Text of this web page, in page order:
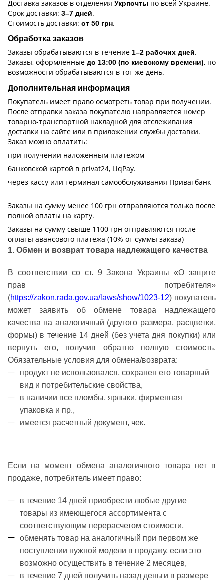
Доставка заказов в отделения Укрпочты по всей Украине.
Срок доставки: 3–7 дней.
Стоимость доставки: от 50 грн.
Обработка заказов
Заказы обрабатываются в течение 1–2 рабочих дней.
Заказы, оформленные до 13:00 (по киевскому времени), по
возможности обрабатываются в тот же день.
Дополнительная информация
Покупатель имеет право осмотреть товар при получении.
После отправки заказа покупателю направляется номер
товарно-транспортной накладной для отслеживания
доставки на сайте или в приложении службы доставки.
Заказ можно оплатить:
при получении наложенным платежом
банковской картой в privat24, LiqPay.
через кассу или терминал самообслуживания Приватбанк
Заказы на сумму менее 100 грн отправляются только после
полной оплаты на карту.
Заказы на сумму свыше 1100 грн отправляются после
оплаты авансового платежа (10% от суммы заказа)
1. Обмен и возврат товара надлежащего качества
В соответствии со ст. 9 Закона Украины «О защите
прав потребителя»
(https://zakon.rada.gov.ua/laws/show/1023-12) покупатель
может заявить об обмене товара надлежащего
качества на аналогичный (другого размера, расцветки,
формы) в течение 14 дней (без учета дня покупки) или
вернуть его, получив обратно полную стоимость.
Обязательные условия для обмена/возврата:
продукт не использовался, сохранен его товарный
вид и потребительские свойства,
в наличии все пломбы, ярлыки, фирменная
упаковка и пр.,
имеется расчетный документ, чек.
Если на момент обмена аналогичного товара нет в
продаже, потребитель имеет право:
в течение 14 дней приобрести любые другие
товары из имеющегося ассортимента с
соответствующим перерасчетом стоимости,
обменять товар на аналогичный при первом же
поступлении нужной модели в продажу, если это
возможно осуществить в течение 2 месяцев,
в течение 7 дней получить назад деньги в размере